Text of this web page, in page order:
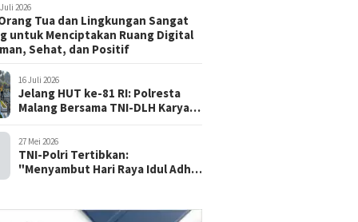
2026
Tua dan Lingkungan Sangat
untuk Menciptakan Ruang Digital
Sehat, dan Positif
16 Juli 2026
Jelang HUT ke-81 RI: Polresta
Malang Bersama TNI-DLH Karya
Penghormatan Kepada Pahlawan
27 Mei 2026
TNI-Polri Tertibkan:
"Menyambut Hari Raya Idul Adha